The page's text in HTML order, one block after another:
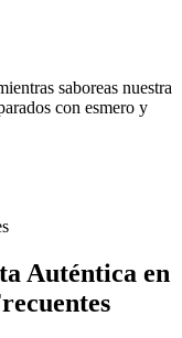
saboreas nuestra
con esmero y
Auténtica en